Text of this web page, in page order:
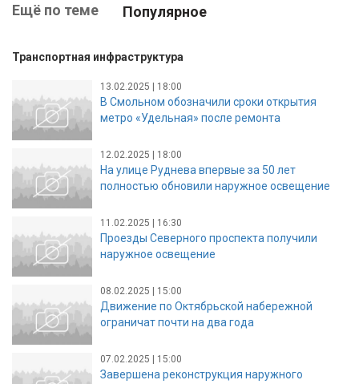
Ещё по теме Популярное
Транспортная инфраструктура
13.02.2025 | 18:00
В Смольном обозначили сроки открытия
метро «Удельная» после ремонта
12.02.2025 | 18:00
На улице Руднева впервые за 50 лет
полностью обновили наружное освещение
11.02.2025 | 16:30
Проезды Северного проспекта получили
наружное освещение
08.02.2025 | 15:00
Движение по Октябрьской набережной
ограничат почти на два года
07.02.2025 | 15:00
Завершена реконструкция наружного